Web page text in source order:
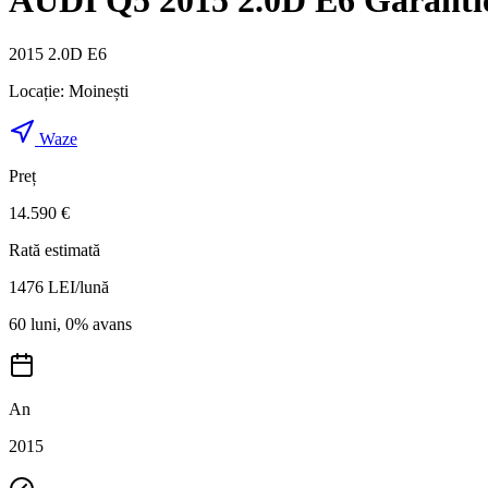
2015 2.0D E6
Locație: Moinești
Waze
Preț
14.590 €
Rată estimată
1476 LEI/lună
60 luni, 0% avans
An
2015